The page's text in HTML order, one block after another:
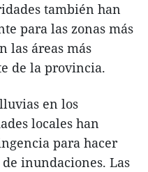
también han
para las zonas más
las áreas más
de la provincia.
en los
locales han
para hacer
inundaciones. Las